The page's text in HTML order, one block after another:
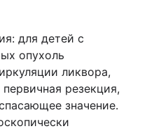
для детей с
опухоль
ликвора,
резекция,
значение.